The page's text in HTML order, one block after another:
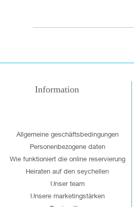
Information
Allgemeine geschäftsbedingungen
Personenbezogene daten
Wie funktioniert die online reservierung
Heiraten auf den seychellen
Unser team
Unsere marketingstärken